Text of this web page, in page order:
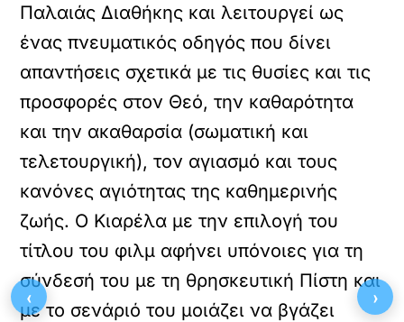
Παλαιάς Διαθήκης και λειτουργεί ως
ένας πνευματικός οδηγός που δίνει
απαντήσεις σχετικά με τις θυσίες και τις
προσφορές στον Θεό, την καθαρότητα
και την ακαθαρσία (σωματική και
τελετουργική), τον αγιασμό και τους
κανόνες αγιότητας της καθημερινής
ζωής. Ο Κιαρέλα με την επιλογή του
τίτλου του φιλμ αφήνει υπόνοιες για τη
σύνδεσή του με τη θρησκευτική Πίστη και
με το σενάριό του μοιάζει να βγάζει
‹ ›